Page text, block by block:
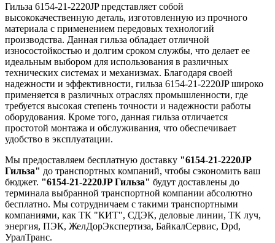
Гильза 6154-21-2220JP представляет собой
высококачественную деталь, изготовленную из прочного
материала с применением передовых технологий
производства. Данная гильза обладает отличной
износостойкостью и долгим сроком службы, что делает ее
идеальным выбором для использования в различных
технических системах и механизмах. Благодаря своей
надежности и эффективности, гильза 6154-21-2220JP широко
применяется в различных отраслях промышленности, где
требуется высокая степень точности и надежности работы
оборудования. Кроме того, данная гильза отличается
простотой монтажа и обслуживания, что обеспечивает
удобство в эксплуатации.
Мы предоставляем бесплатную доставку "6154-21-2220JP
Гильза" до транспортных компаний, чтобы сэкономить ваш
бюджет. "6154-21-2220JP Гильза" будут доставлены до
терминала выбранной транспортной компании абсолютно
бесплатно. Мы сотрудничаем с такими транспортными
компаниями, как ТК "КИТ", СДЭК, деловые линии, ТК луч,
энергия, ПЭК, ЖелДорЭкспертиза, БайкалСервис, Dpd,
УралТранс.